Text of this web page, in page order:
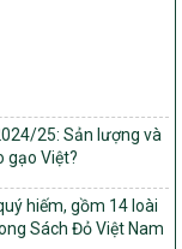
ngân sách trung
phương thực hiện
thôn mới, giảm
đồng bào dân
nhóm 2, nhóm 3
2030 trên địa bàn
25: Sản lượng và
gạo Việt?
hiếm, gồm 14 loài
Sách Đỏ Việt Nam